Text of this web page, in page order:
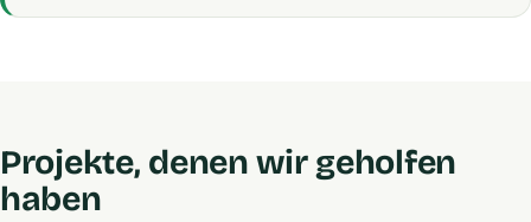
Projekte, denen wir geholfen
haben